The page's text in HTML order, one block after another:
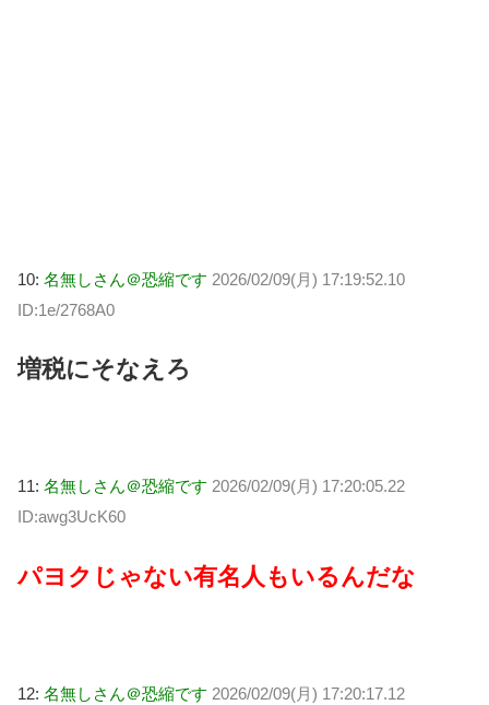
10: 名無しさん＠恐縮です 2026/02/09(月) 17:19:52.10
ID:1e/2768A0
増税にそなえろ
11: 名無しさん＠恐縮です 2026/02/09(月) 17:20:05.22
ID:awg3UcK60
パヨクじゃない有名人もいるんだな
12: 名無しさん＠恐縮です 2026/02/09(月) 17:20:17.12